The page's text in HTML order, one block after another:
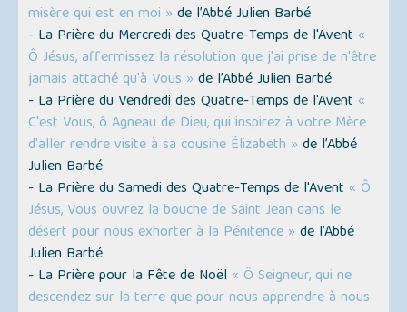
misère qui est en moi » de l’Abbé Julien Barbé
- La Prière du Mercredi des Quatre-Temps de l'Avent «
Ô Jésus, affermissez la résolution que j'ai prise de n'être
jamais attaché qu'à Vous » de l’Abbé Julien Barbé
- La Prière du Vendredi des Quatre-Temps de l'Avent «
C'est Vous, ô Agneau de Dieu, qui inspirez à votre Mère
d'aller rendre visite à sa cousine Élizabeth » de l’Abbé
Julien Barbé
- La Prière du Samedi des Quatre-Temps de l'Avent « Ô
Jésus, Vous ouvrez la bouche de Saint Jean dans le
désert pour nous exhorter à la Pénitence » de l’Abbé
Julien Barbé
- La Prière pour la Fête de Noël « Ô Seigneur, qui ne
descendez sur la terre que pour nous apprendre à nous